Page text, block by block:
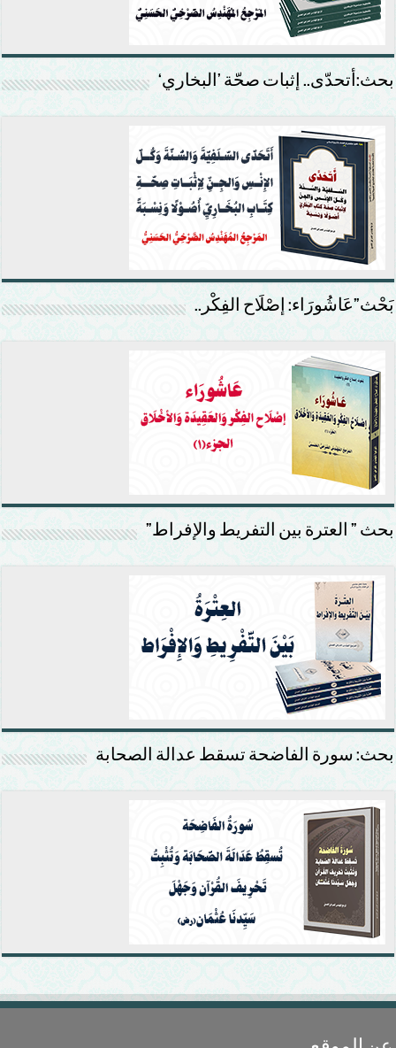
بحث:أتحدّى.. إثبات صحّة ’البخاري‘
بَحْث”عَاشُورَاء: إصْلَاح الفِكْر..
بحث ” العترة بين التفريط والإفراط”
بحث: سورة الفاضحة تسقط عدالة الصحابة